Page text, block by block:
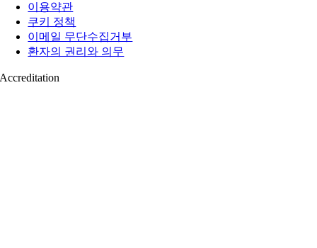
이용약관
쿠키 정책
이메일 무단수집거부
환자의 권리와 의무
Accreditation